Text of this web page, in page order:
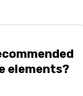
elements?